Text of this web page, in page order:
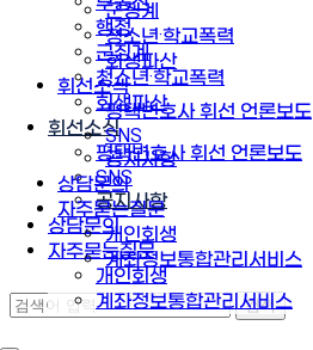
행정
군징계
청소년·학교폭력
회생파산
휘선소식
평택변호사 휘선 언론보도
SNS
공지사항
상담문의
자주묻는질문
개인회생
계좌정보통합관리서비스
군징계
청소년·학교폭력
회생파산
휘선소식
평택변호사 휘선 언론보도
SNS
공지사항
상담문의
자주묻는질문
개인회생
계좌정보통합관리서비스